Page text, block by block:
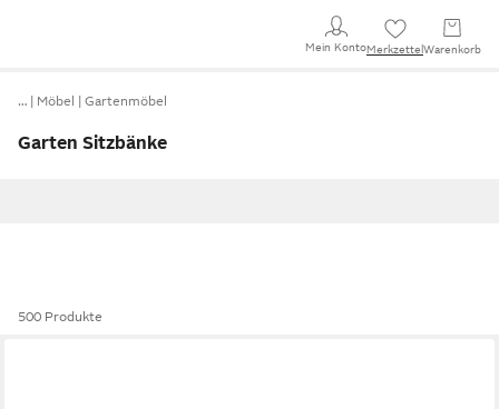
Mein KontoMerkzettel Warenkorb
… Möbel Gartenmöbel
Garten Sitzbänke
500 Produkte